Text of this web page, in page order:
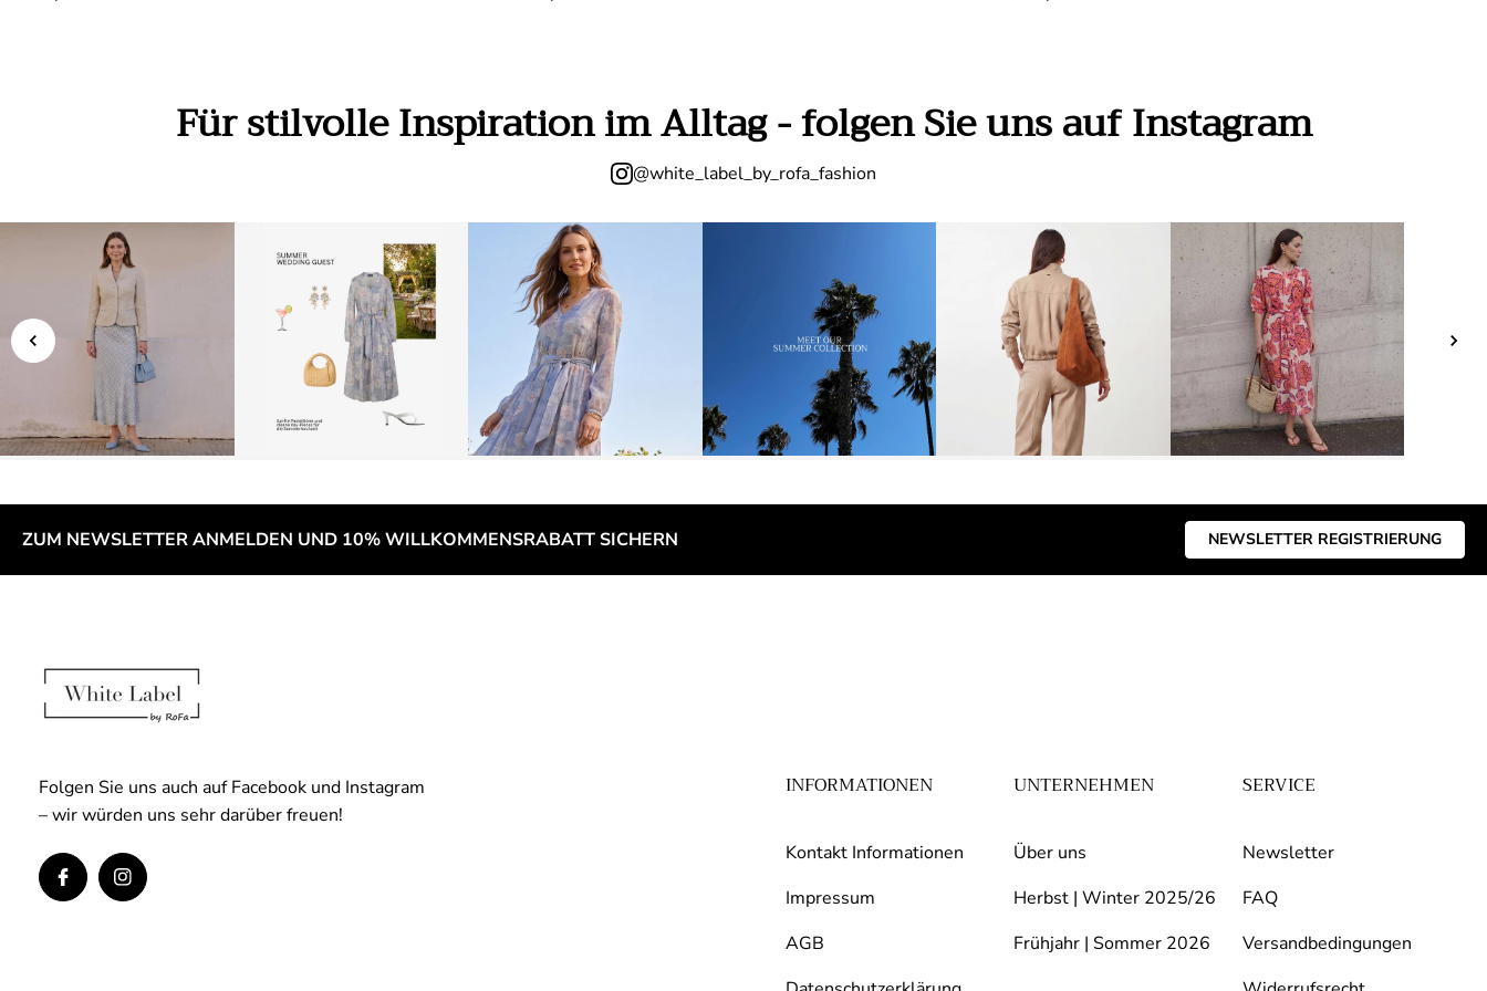
Für stilvolle Inspiration im Alltag - folgen Sie uns auf Instagram
@white_label_by_rofa_fashion
ZUM NEWSLETTER ANMELDEN UND 10% WILLKOMMENSRABATT SICHERN NEWSLETTER REGISTRIERUNG
Folgen Sie uns auch auf Facebook und Instagram
– wir würden uns sehr darüber freuen!
INFORMATIONEN
Kontakt Informationen
Impressum
AGB
UNTERNEHMEN
Über uns
Herbst | Winter 2025/26
Frühjahr | Sommer 2026
SERVICE
Newsletter
FAQ
Versandbedingungen